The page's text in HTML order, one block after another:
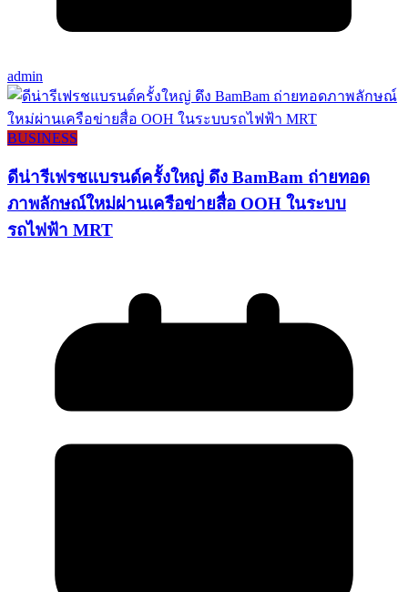
admin
BUSINESS
ดีน่ารีเฟรชแบรนด์ครั้งใหญ่ ดึง BamBam ถ่ายทอด
ภาพลักษณ์ใหม่ผ่านเครือข่ายสื่อ OOH ในระบบ
รถไฟฟ้า MRT